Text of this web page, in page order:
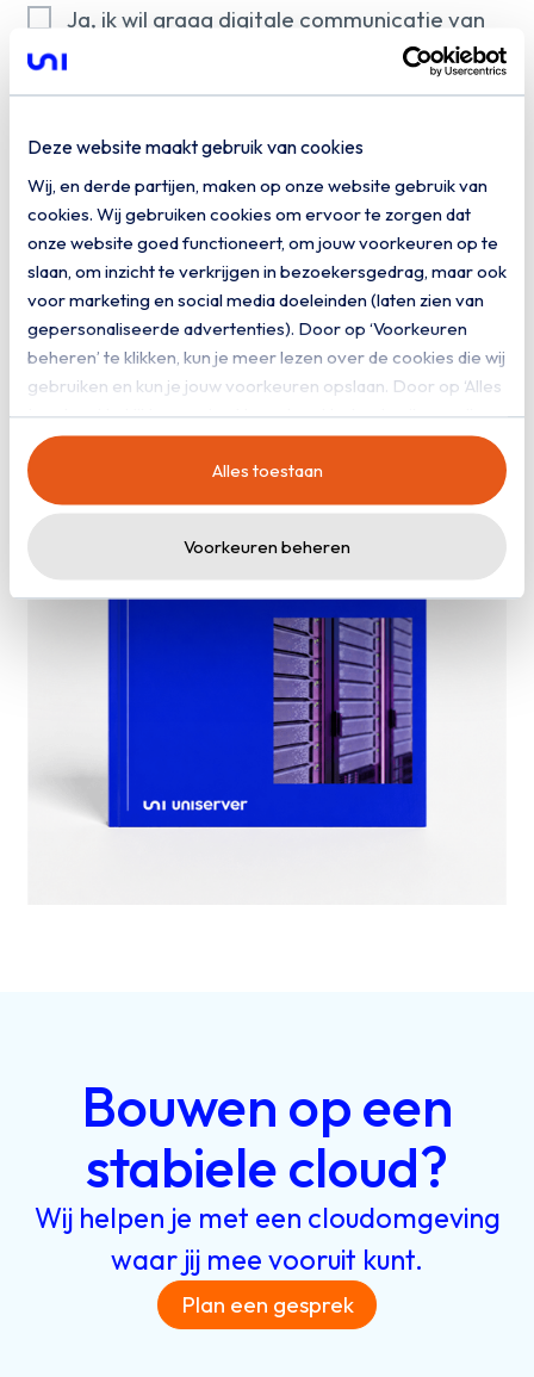
Deze website maakt gebruik van cookies
Wij, en derde partijen, maken op onze website gebruik van
cookies. Wij gebruiken cookies om ervoor te zorgen dat
onze website goed functioneert, om jouw voorkeuren op te
slaan, om inzicht te verkrijgen in bezoekersgedrag, maar ook
voor marketing en social media doeleinden (laten zien van
gepersonaliseerde advertenties). Door op ‘Voorkeuren
beheren’ te klikken, kun je meer lezen over de cookies die wij
gebruiken en kun je jouw voorkeuren opslaan. Door op ‘Alles
toestaan’ te klikken, ga je akkoord met het gebruik van alle
cookies zoals omschreven in onzeprivacy- en
cookieverklaring
Alles toestaan
Voorkeuren beheren
Ja, ik wil graag digitale communicatie van
Bouwen opeen
stabielecloud?
Wij helpen je met een cloudomgeving
waar jij mee vooruit kunt.
Plan een gesprek